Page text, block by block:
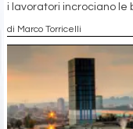
i lavoratori incrociano le
di Marco Torricelli